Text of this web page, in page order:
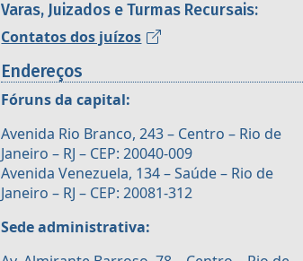
Varas, Juizados e Turmas Recursais:
Contatos dos juízos
Endereços
Fóruns da capital:
Avenida Rio Branco, 243 – Centro – Rio de
Janeiro – RJ – CEP: 20040-009
Avenida Venezuela, 134 – Saúde – Rio de
Janeiro – RJ – CEP: 20081-312
Sede administrativa: